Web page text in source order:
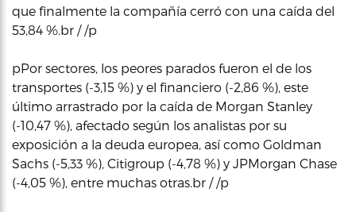
que finalmente la compañía cerró con una caída del
53,84 %.br / /p
pPor sectores, los peores parados fueron el de los
transportes (-3,15 %) y el financiero (-2,86 %), este
último arrastrado por la caída de Morgan Stanley
(-10,47 %), afectado según los analistas por su
exposición a la deuda europea, así como Goldman
Sachs (-5,33 %), Citigroup (-4,78 %) y JPMorgan Chase
(-4,05 %), entre muchas otras.br / /p